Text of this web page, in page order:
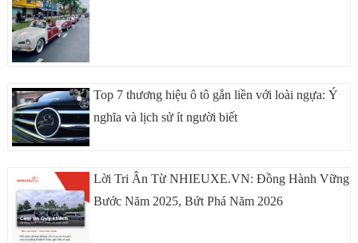
Top 7 thương hiệu ô tô gắn liền với loài ngựa: Ý
nghĩa và lịch sử ít người biết
Lời Tri Ân Từ NHIEUXE.VN: Đồng Hành Vững
Bước Năm 2025, Bứt Phá Năm 2026